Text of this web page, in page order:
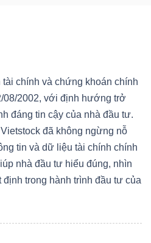
chính và chứng khoán chính
08/2002, với định hướng trở
đáng tin cậy của nhà đầu tư.
đã không ngừng nỗ
tin và dữ liệu tài chính chính
nhà đầu tư hiểu đúng, nhìn
trong hành trình đầu tư của